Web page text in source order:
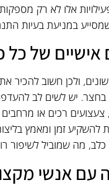
אלו לא רק מספקות
במניעת בעיות
של כל
ולכן חשוב להכיר
בחצר. יש לשים לב
רכים או
זמן ומאמץ בליצור
מה שמוביל לשיפור
עם אנשי